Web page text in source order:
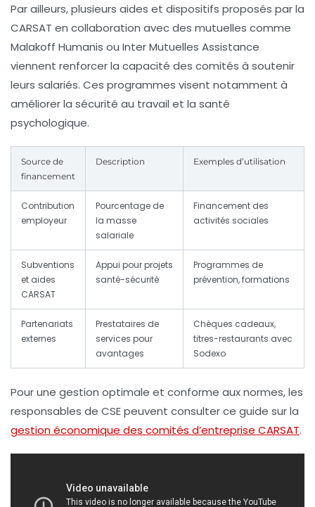
Par ailleurs, plusieurs aides et dispositifs proposés par la
CARSAT en collaboration avec des mutuelles comme
Malakoff Humanis ou Inter Mutuelles Assistance
viennent renforcer la capacité des comités à soutenir
leurs salariés. Ces programmes visent notamment à
améliorer la sécurité au travail et la santé
psychologique.
Source de
financement
Description Exemples d’utilisation
Contribution
employeur
Pourcentage de
la masse
salariale
Financement des
activités sociales
Subventions
et aides
CARSAT
Appui pour projets
santé-sécurité
Programmes de
prévention, formations
Partenariats
externes
Prestataires de
services pour
avantages
Chèques cadeaux,
titres-restaurants avec
Sodexo
Pour une gestion optimale et conforme aux normes, les
responsables de CSE peuvent consulter ce guide sur la
gestion économique des comités d’entreprise CARSAT.